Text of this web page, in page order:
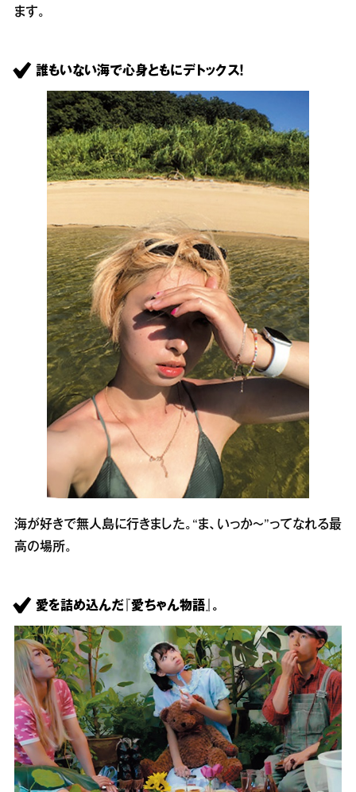
ます。
誰もいない海で心身ともにデトックス！
海が好きで無人島に行きました。“ま、いっか～”ってなれる最
高の場所。
愛を詰め込んだ『愛ちゃん物語』。